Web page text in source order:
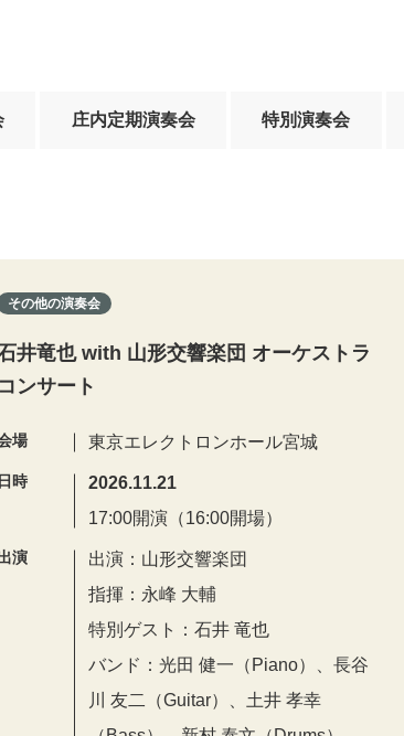
庄内定期演奏会 特別演奏会
その他の演奏会
井竜也 with 山形交響楽団 オーケストラ
コンサート
場 東京エレクトロンホール宮城
日時
2026.11.21
17:00開演（16:00開場）
演
出演：山形交響楽団
指揮：永峰 大輔
特別ゲスト：石井 竜也
バンド：光田 健一（Piano）、長谷
川 友二（Guitar）、土井 孝幸